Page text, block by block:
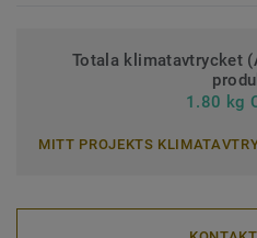
Totala klimatavtrycket
1.80 kg
MITT PROJEKTS